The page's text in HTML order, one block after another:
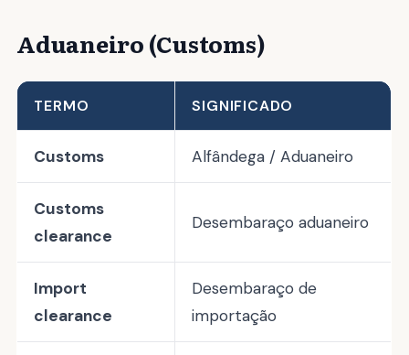
Aduaneiro (Customs)
TERMO SIGNIFICADO
Customs Alfândega / Aduaneiro
Customs
clearance
Desembaraço aduaneiro
Import
clearance
Desembaraço de
importação